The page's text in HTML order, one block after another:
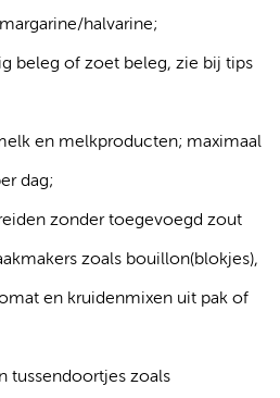
halvarine;
beleg of zoet beleg, zie bij tips
en melkproducten; maximaal
dag;
zonder toegevoegd zout
zoals bouillon(blokjes),
en kruidenmixen uit pak of
tussendoortjes zoals